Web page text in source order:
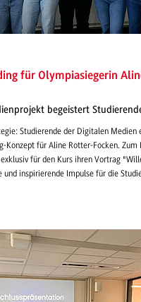
für Olympiasiegerin
begeistert
Studierende der Digitalen Medien
Konzept für Aline Rotter-Focken. Zum
für den Kurs ihren Vortrag
und inspirierende Impulse für die